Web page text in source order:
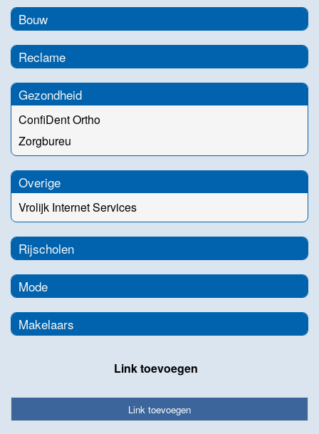
Bouw
Reclame
Gezondheid
ConfiDent Ortho
Zorgbureu
Overige
Vrolijk Internet Services
Rijscholen
Mode
Makelaars
Link toevoegen
Link toevoegen